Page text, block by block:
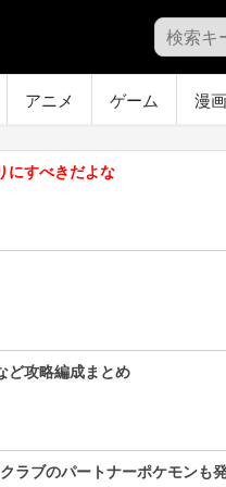
アニメ ゲーム 漫画
にすべきだよな
ど攻略編成まとめ
ラブのパートナーポケモンも